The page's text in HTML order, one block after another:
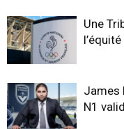
Une
James
N1